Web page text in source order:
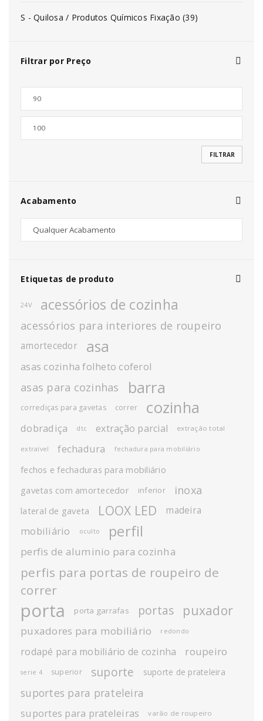
S - Quilosa / Produtos Químicos Fixação (39)
Filtrar por Preço
FILTRAR
Acabamento
Etiquetas de produto
24V acessórios de cozinha
acessórios para interiores de roupeiro
amortecedor asa
asas cozinha folheto coferol
asas para cozinhas barra
corrediças para gavetas correr cozinha
dobradiça dtc extração parcial extração total
extraível fechadura fechadura para mobiliário
fechos e fechaduras para mobiliário
gavetas com amortecedor
inferior inoxa
lateral de gaveta LOOX LED madeira
mobiliário oculto perfil
perfis de aluminio para cozinha
perfis para portas de roupeiro de
correr
porta porta garrafas portas puxador
puxadores para mobiliário redondo
rodapé para mobiliário de cozinha roupeiro
serie 4 superior suporte suporte de prateleira
suportes para prateleira
suportes para prateleiras varão de roupeiro